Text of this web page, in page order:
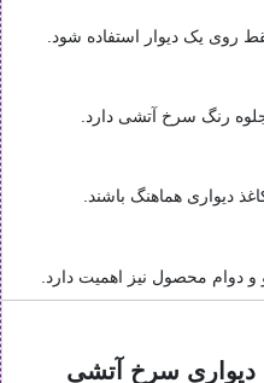
روی یک دیوار استفاده شود.
رنگ سرخ آتشی دارد.
دیواری هماهنگ باشند.
محصول نیز اهمیت دارد.
دیواری سرخ آتشی